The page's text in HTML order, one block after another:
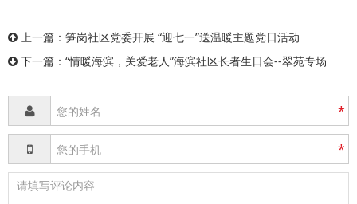
上一篇： 笋岗社区党委开展 “迎七一”送温暖主题党日活动
下一篇： “情暖海滨，关爱老人”海滨社区长者生日会--翠苑专场
*
*